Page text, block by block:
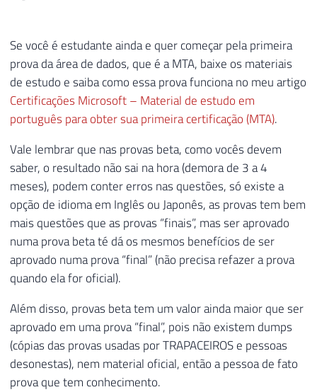
Se você é estudante ainda e quer começar pela primeira
prova da área de dados, que é a MTA, baixe os materiais
de estudo e saiba como essa prova funciona no meu artigo
Certificações Microsoft – Material de estudo em
português para obter sua primeira certificação (MTA).
Vale lembrar que nas provas beta, como vocês devem
saber, o resultado não sai na hora (demora de 3 a 4
meses), podem conter erros nas questões, só existe a
opção de idioma em Inglês ou Japonês, as provas tem bem
mais questões que as provas “finais”, mas ser aprovado
numa prova beta té dá os mesmos benefícios de ser
aprovado numa prova “final” (não precisa refazer a prova
quando ela for oficial).
Além disso, provas beta tem um valor ainda maior que ser
aprovado em uma prova “final”, pois não existem dumps
(cópias das provas usadas por TRAPACEIROS e pessoas
desonestas), nem material oficial, então a pessoa de fato
prova que tem conhecimento.